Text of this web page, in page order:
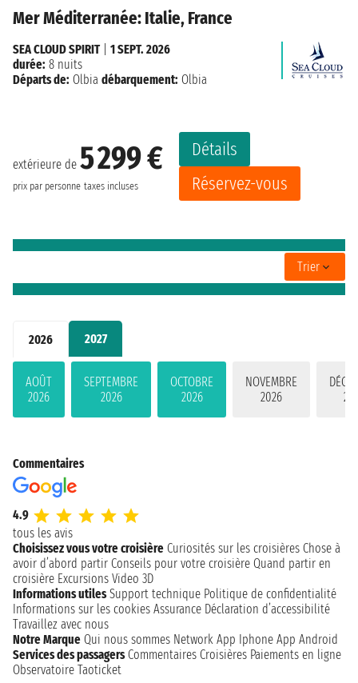
2026 2027
AOÛT
2026
SEPTEMBRE
2026
OCTOBRE
2026
NOVEMBRE
2026
Mer Méditerranée: Italie, France
extérieure de 5 299 €
prix par personne taxes incluses
Détails
Réservez-vous
SEA CLOUD SPIRIT| 1 SEPT. 2026
durée: 8 nuits
Départs de: Olbia débarquement: Olbia
Trier
Commentaires
4.9
tous les avis
Choisissez vous votre croisière Curiosités sur les croisières Chose à
avoir d’abord partir Conseils pour votre croisière Quand partir en
croisière Excursions Video 3D
Informations utiles Support technique Politique de confidentialité
Informations sur les cookies Assurance Déclaration d’accessibilité
Travaillez avec nous
Notre Marque Qui nous sommes Network App Iphone App Android
Services des passagers Commentaires Croisières Paiements en ligne
Observatoire Taoticket